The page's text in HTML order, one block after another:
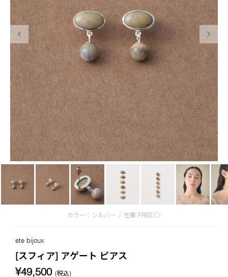
前の画像
カラー：シルバー / 在庫 FREE:◯
ete bijoux
[スフィア] アゲート ピアス
¥49,500 (税込)